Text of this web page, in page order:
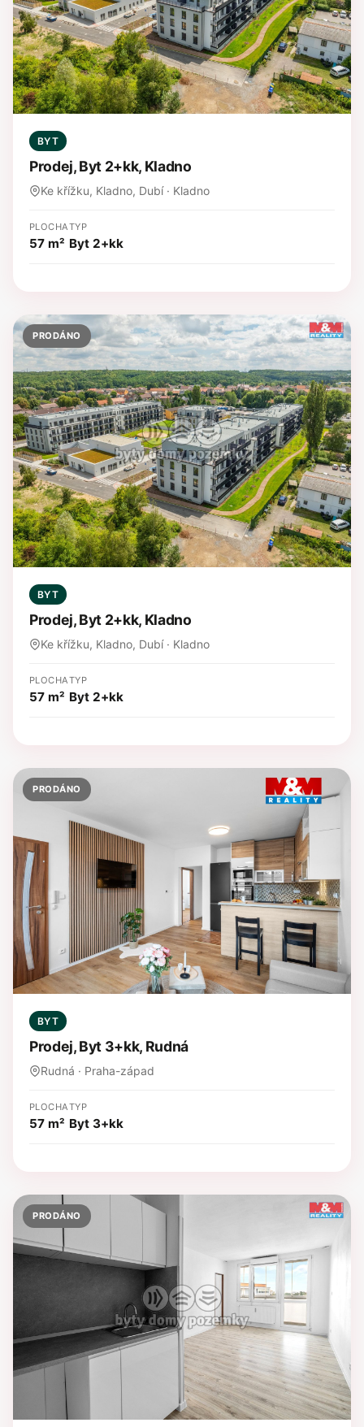
BYT
Prodej, Byt 2+kk, Kladno
Ke křížku, Kladno, Dubí · Kladno
PLOCHA
57 m²
TYP
Byt 2+kk
PRODÁNO
BYT
Prodej, Byt 2+kk, Kladno
Ke křížku, Kladno, Dubí · Kladno
PLOCHA
57 m²
TYP
Byt 2+kk
PRODÁNO
BYT
Prodej, Byt 3+kk, Rudná
Rudná · Praha-západ
PLOCHA
57 m²
TYP
Byt 3+kk
PRODÁNO